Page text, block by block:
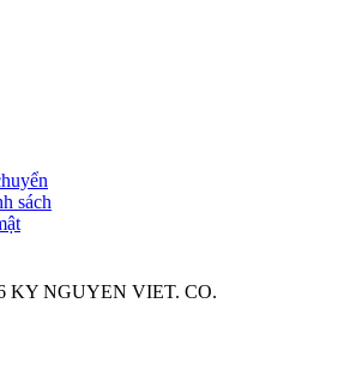
sách
KY NGUYEN VIET. CO.